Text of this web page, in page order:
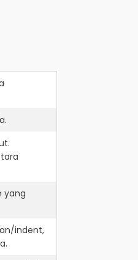
yang
indent,